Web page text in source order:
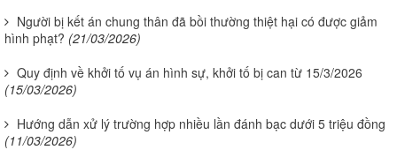
Người bị kết án chung thân đã bồi thường thiệt hại có được giảm
hình phạt? (21/03/2026)
Quy định về khởi tố vụ án hình sự, khởi tố bị can từ 15/3/2026
(15/03/2026)
Hướng dẫn xử lý trường hợp nhiều lần đánh bạc dưới 5 triệu đồng
(11/03/2026)